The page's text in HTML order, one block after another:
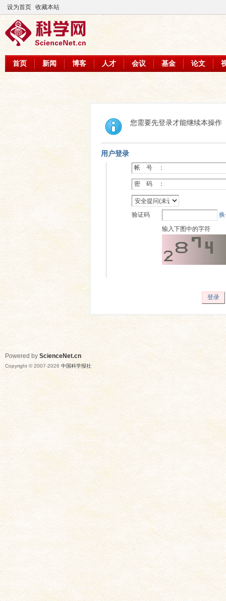
设为首页 收藏本站
首页 新闻 博客 人才 会议 基金 论文
您需要先登录才能继续本操作
用户登录
帐 号 ：
密 码 ：
验证码
输入下图中的字符
登录
Powered by ScienceNet.cn
Copyright © 2007-2026 中国科学报社